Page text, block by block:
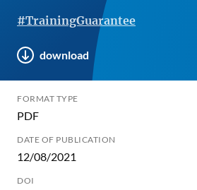
#TrainingGuarantee
download
FORMAT TYPE
PDF
DATE OF PUBLICATION
12/08/2021
DOI